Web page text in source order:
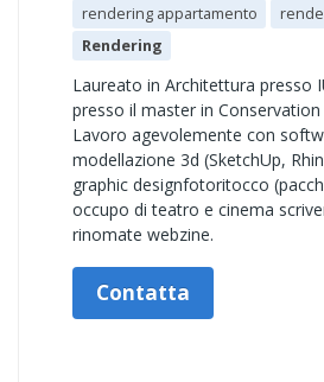
rendering appartamento
Rendering
Laureato in Architettura presso
presso il master in Conservation
Lavoro agevolemente con
modellazione 3d (SketchUp,
graphic designfotoritocco
occupo di teatro e cinema
rinomate webzine.
Contatta